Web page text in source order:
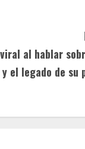
al hablar
el legado de su